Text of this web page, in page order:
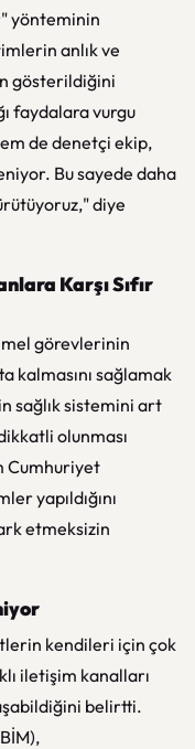
yönteminin
anlık ve
gösterildiğini
faydalara vurgu
de denetçi ekip,
Bu sayede daha
diye
Karşı Sıfır
görevlerinin
kalmasını sağlamak
sağlık sistemini art
olunması
Cumhuriyet
yapıldığını
etmeksizin
kendileri için çok
iletişim kanalları
belirtti.